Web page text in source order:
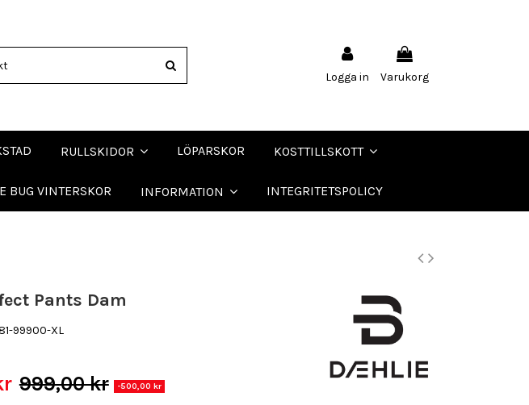
Logga in Varukorg
RULLSKIDOR LÖPARSKOR KOSTTILLSKOTT
BUG VINTERSKOR INFORMATION INTEGRITETSPOLICY
Pants Dam
99900-XL
999,00 kr -500,00 kr